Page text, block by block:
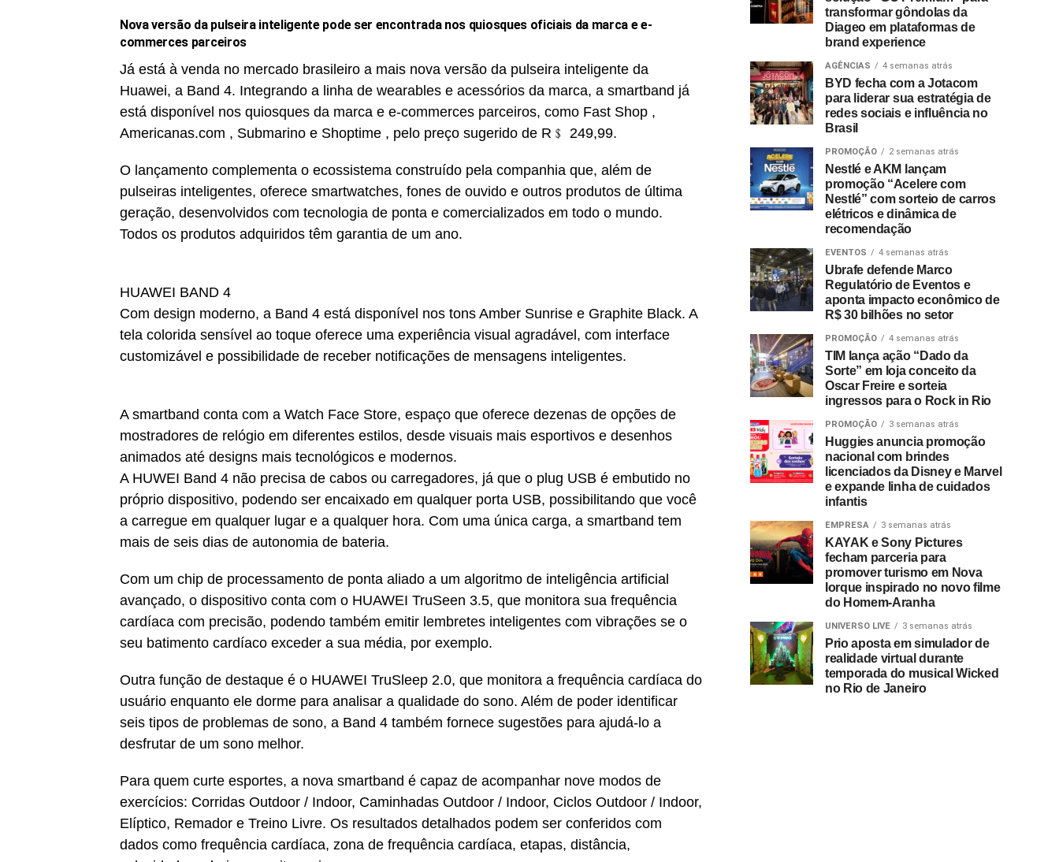
Nova versão da pulseira inteligente pode ser encontrada nos quiosques oficiais da marca e e-
commerces parceiros
Já está à venda no mercado brasileiro a mais nova versão da pulseira inteligente da
Huawei, a Band 4. Integrando a linha de wearables e acessórios da marca, a smartband já
está disponível nos quiosques da marca e e-commerces parceiros, como Fast Shop ,
Americanas.com , Submarino e Shoptime , pelo preço sugerido de R﹩ 249,99.
O lançamento complementa o ecossistema construído pela companhia que, além de
pulseiras inteligentes, oferece smartwatches, fones de ouvido e outros produtos de última
geração, desenvolvidos com tecnologia de ponta e comercializados em todo o mundo.
Todos os produtos adquiridos têm garantia de um ano.
HUAWEI BAND 4
Com design moderno, a Band 4 está disponível nos tons Amber Sunrise e Graphite Black. A
tela colorida sensível ao toque oferece uma experiência visual agradável, com interface
customizável e possibilidade de receber notificações de mensagens inteligentes.
A smartband conta com a Watch Face Store, espaço que oferece dezenas de opções de
mostradores de relógio em diferentes estilos, desde visuais mais esportivos e desenhos
animados até designs mais tecnológicos e modernos.
A HUWEI Band 4 não precisa de cabos ou carregadores, já que o plug USB é embutido no
próprio dispositivo, podendo ser encaixado em qualquer porta USB, possibilitando que você
a carregue em qualquer lugar e a qualquer hora. Com uma única carga, a smartband tem
mais de seis dias de autonomia de bateria.
Com um chip de processamento de ponta aliado a um algoritmo de inteligência artificial
avançado, o dispositivo conta com o HUAWEI TruSeen 3.5, que monitora sua frequência
cardíaca com precisão, podendo também emitir lembretes inteligentes com vibrações se o
seu batimento cardíaco exceder a sua média, por exemplo.
Outra função de destaque é o HUAWEI TruSleep 2.0, que monitora a frequência cardíaca do
usuário enquanto ele dorme para analisar a qualidade do sono. Além de poder identificar
seis tipos de problemas de sono, a Band 4 também fornece sugestões para ajudá-lo a
desfrutar de um sono melhor.
Para quem curte esportes, a nova smartband é capaz de acompanhar nove modos de
exercícios: Corridas Outdoor / Indoor, Caminhadas Outdoor / Indoor, Ciclos Outdoor / Indoor,
Elíptico, Remador e Treino Livre. Os resultados detalhados podem ser conferidos com
dados como frequência cardíaca, zona de frequência cardíaca, etapas, distância,
transformar gôndolas da
Diageo em plataformas de
brand experience
AGÊNCIAS 4 semanas atrás
BYD fecha com a Jotacom
para liderar sua estratégia de
redes sociais e influência no
Brasil
PROMOÇÃO 2 semanas atrás
Nestlé e AKM lançam
promoção “Acelere com
Nestlé” com sorteio de carros
elétricos e dinâmica de
recomendação
EVENTOS 4 semanas atrás
Ubrafe defende Marco
Regulatório de Eventos e
aponta impacto econômico de
R$ 30 bilhões no setor
PROMOÇÃO 4 semanas atrás
TIM lança ação “Dado da
Sorte” em loja conceito da
Oscar Freire e sorteia
ingressos para o Rock in Rio
PROMOÇÃO 3 semanas atrás
Huggies anuncia promoção
nacional com brindes
licenciados da Disney e Marvel
e expande linha de cuidados
infantis
EMPRESA 3 semanas atrás
KAYAK e Sony Pictures
fecham parceria para
promover turismo em Nova
Iorque inspirado no novo filme
do Homem-Aranha
UNIVERSO LIVE 3 semanas atrás
Prio aposta em simulador de
realidade virtual durante
temporada do musical Wicked
no Rio de Janeiro